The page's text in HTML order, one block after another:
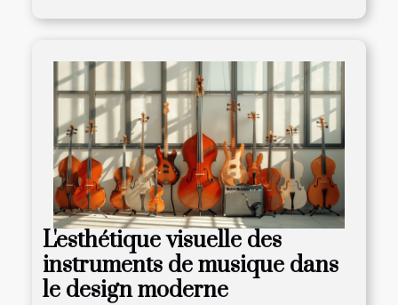
L'esthétique visuelle des
instruments de musique dans
le design moderne